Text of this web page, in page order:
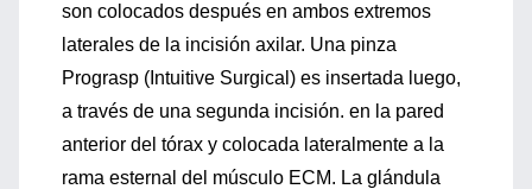
son colocados después en ambos extremos
laterales de la incisión axilar. Una pinza
Prograsp (Intuitive Surgical) es insertada luego,
a través de una segunda incisión. en la pared
anterior del tórax y colocada lateralmente a la
rama esternal del músculo ECM. La glándula